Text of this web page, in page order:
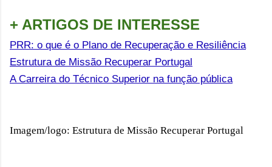
+ ARTIGOS DE INTERESSE
PRR: o que é o Plano de Recuperação e Resiliência
Estrutura de Missão Recuperar Portugal
A Carreira do Técnico Superior na função pública
Imagem/logo: Estrutura de Missão Recuperar Portugal